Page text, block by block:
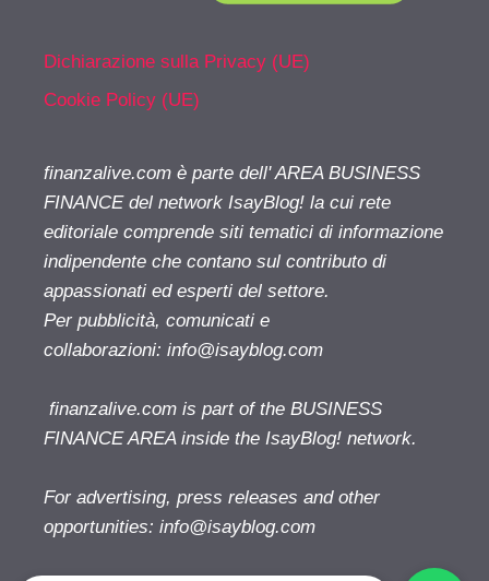
Dichiarazione sulla Privacy (UE)
Cookie Policy (UE)
finanzalive.com è parte dell' AREA BUSINESS
FINANCE del network IsayBlog! la cui rete
editoriale comprende siti tematici di informazione
indipendente che contano sul contributo di
appassionati ed esperti del settore.
Per pubblicità, comunicati e
collaborazioni: info@isayblog.com
finanzalive.com is part of the BUSINESS
FINANCE AREA inside the IsayBlog! network.
For advertising, press releases and other
opportunities: info@isayblog.com